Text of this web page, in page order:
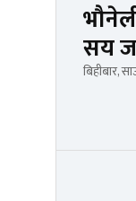
सय
बिहीबार,